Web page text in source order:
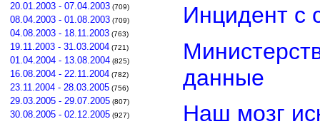
20.01.2003 - 07.04.2003 (709)
08.04.2003 - 01.08.2003 (709)
04.08.2003 - 18.11.2003 (763)
19.11.2003 - 31.03.2004 (721)
01.04.2004 - 13.08.2004 (825)
16.08.2004 - 22.11.2004 (782)
23.11.2004 - 28.03.2005 (756)
29.03.2005 - 29.07.2005 (807)
30.08.2005 - 02.12.2005 (927)
Инцидент с
данные
Наш мозг